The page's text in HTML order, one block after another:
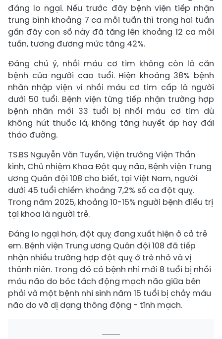
đáng lo ngại. Nếu trước đây bệnh viện tiếp nhận
trung bình khoảng 7 ca mỗi tuần thì trong hai tuần
gần đây con số này đã tăng lên khoảng 12 ca mỗi
tuần, tương đương mức tăng 42%.
Đáng chú ý, nhồi máu cơ tim không còn là căn
bệnh của người cao tuổi. Hiện khoảng 38% bệnh
nhân nhập viện vì nhồi máu cơ tim cấp là người
dưới 50 tuổi. Bệnh viện từng tiếp nhận trường hợp
bệnh nhân mới 33 tuổi bị nhồi máu cơ tim dù
không hút thuốc lá, không tăng huyết áp hay đái
tháo đường.
TS.BS Nguyễn Văn Tuyến, Viện trưởng Viện Thần
kinh, Chủ nhiệm Khoa Đột quỵ não, Bệnh viện Trung
ương Quân đội 108 cho biết, tại Việt Nam, người
dưới 45 tuổi chiếm khoảng 7,2% số ca đột quỵ.
Trong năm 2025, khoảng 10-15% người bệnh điều trị
tại khoa là người trẻ.
Đáng lo ngại hơn, đột quỵ đang xuất hiện ở cả trẻ
em. Bệnh viện Trung ương Quân đội 108 đã tiếp
nhận nhiều trường hợp đột quỵ ở trẻ nhỏ và vị
thành niên. Trong đó có bệnh nhi mới 8 tuổi bị nhồi
máu não do bóc tách động mạch não giữa bên
phải và một bệnh nhi sinh năm 15 tuổi bị chảy máu
não do vỡ dị dạng thông động - tĩnh mạch.